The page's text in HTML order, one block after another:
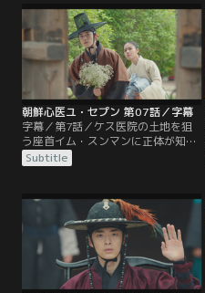
とセヨプだが、次の日、九尾狐が出
たという噂が広がる。肝を取られた
死体が上がったのだ。そしてまた同
じ手口の事件が起こり、ケス医院の
患者である少女ヨニが犯人として捕
まる。
朝鮮心医ユ・セプン 第07話／字幕
字幕／第7話／ケス医院の土地を狙
う座首イム・スンマンに正体が知ら
れたセヨプ。だがスンマンに脅され
てもセヨプはまるで相手にしない。
うと山深くに入ったマンボクが、と
ある屋敷の奴婢を殺した殺人犯とし
て捕縛されてしまう。そこでウヌ
は、マンボクを救うカギを握る女人
を診るため、セヨプに医術の手ほど
きを受ける。
Subtitle